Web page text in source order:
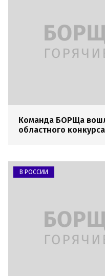
Команда БОРЩа
областного
В РОССИИ